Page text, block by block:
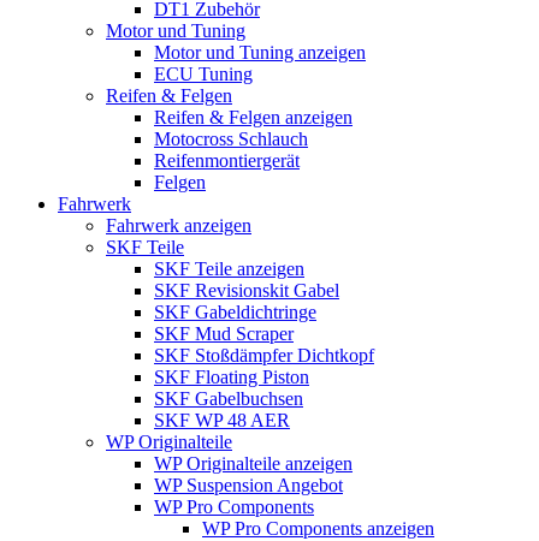
DT1 Zubehör
Motor und Tuning
Motor und Tuning anzeigen
ECU Tuning
Reifen & Felgen
Reifen & Felgen anzeigen
Motocross Schlauch
Reifenmontiergerät
Felgen
Fahrwerk
Fahrwerk anzeigen
SKF Teile
SKF Teile anzeigen
SKF Revisionskit Gabel
SKF Gabeldichtringe
SKF Mud Scraper
SKF Stoßdämpfer Dichtkopf
SKF Floating Piston
SKF Gabelbuchsen
SKF WP 48 AER
WP Originalteile
WP Originalteile anzeigen
WP Suspension Angebot
WP Pro Components
WP Pro Components anzeigen